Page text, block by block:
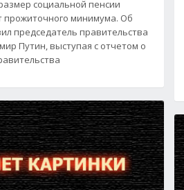
социальной пенсии
прожиточного минимума. Об
председатель правительства
Путин, выступая с отчетом о